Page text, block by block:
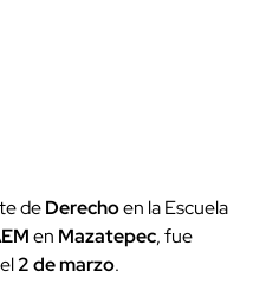
deDerechoen la Escuela
en Mazatepec, fue
el2 de marzo.